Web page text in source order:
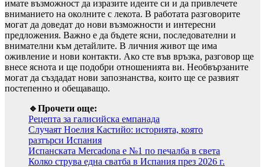
имате възможност да изразите идеите си и да привлечете
вниманието на околните с лекота. В работата разговорите
могат да доведат до нови възможности и интересни
предложения. Важно е да бъдете ясни, последователни и
внимателни към детайлите. В личния живот ще има
оживление и нови контакти. Ако сте във връзка, разговор ще
внесе яснота и ще подобри отношенията ви. Необвързаните
могат да създадат нови запознанства, които ще се развият
постепенно и обещаващо.
🔹Прочети още:
Рецепта за галисийска емпанада
Случаят Ноелия Кастийо: историята, която
разтърси Испания
Испанската Mercadona е №1 по печалба в света
Колко струва една сватба в Испания през 2026 г.